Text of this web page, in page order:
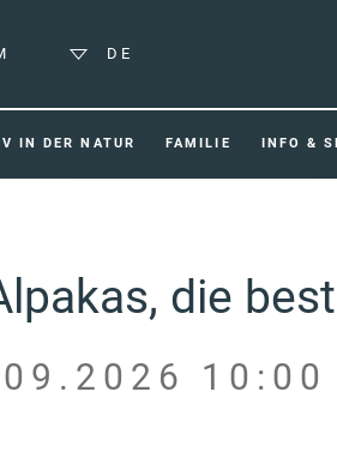
DE
IN DER NATUR FAMILIE INFO &
die
10:00